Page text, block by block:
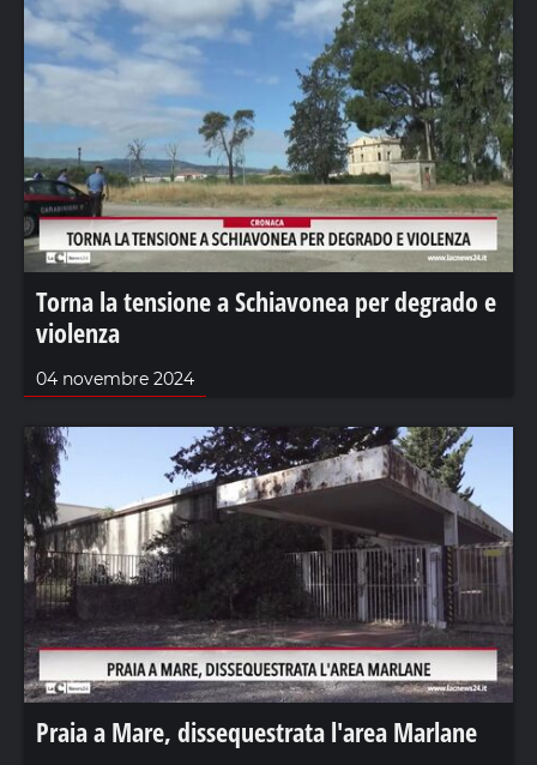
Torna la tensione a Schiavonea per degrado e
violenza
04 novembre 2024
Praia a Mare, dissequestrata l'area Marlane